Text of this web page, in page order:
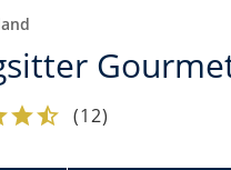
(12)